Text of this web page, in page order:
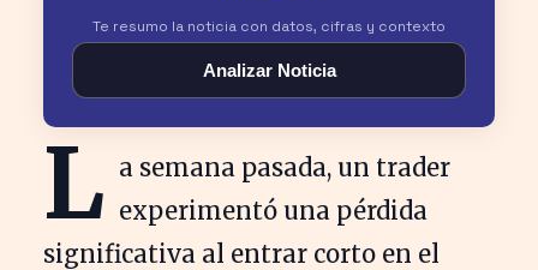
Te resumo la noticia con datos, cifras y contexto
Analizar Noticia
L a semana pasada, un trader
experimentó una pérdida
significativa al entrar corto en el